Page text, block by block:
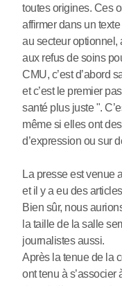
toutes origines. Ces
affirmer dans un
au secteur optionnel,
aux refus de soins
CMU, c’est d’abord
et c’est le premier
santé plus juste ".
même si elles ont
d’expression ou sur
La presse est venue
et il y a eu des
Bien sûr, nous
la taille de la salle
journalistes aussi.
Après la tenue de la
ont tenu à